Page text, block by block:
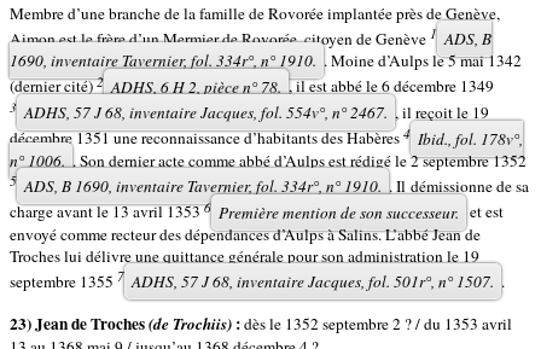
Membre d’une branche de la famille de Rovorée implantée près de Genève,
Aimon est le frère d’un Mermier de Rovorée, citoyen de Genève 1 ADS, B
1690, inventaire Tavernier, fol. 334r°, n° 1910. . Moine d’Aulps le 5 mai 1342
(dernier cité) 2 ADHS, 6 H 2, pièce n° 78. , il est abbé le 6 décembre 1349
3 ADHS, 57 J 68, inventaire Jacques, fol. 554v°, n° 2467. , il reçoit le 19
décembre 1351 une reconnaissance d’habitants des Habères 4 Ibid., fol. 178v°,
n° 1006. . Son dernier acte comme abbé d’Aulps est rédigé le 2 septembre 1352
5 ADS, B 1690, inventaire Tavernier, fol. 334r°, n° 1910. . Il démissionne de sa
charge avant le 13 avril 1353 6 Première mention de son successeur. et est
envoyé comme recteur des dépendances d’Aulps à Salins. L’abbé Jean de
Troches lui délivre une quittance générale pour son administration le 19
septembre 1355 7 ADHS, 57 J 68, inventaire Jacques, fol. 501r°, n° 1507. .
23) Jean de Troches(de Trochiis) :dès le 1352 septembre 2 ? / du 1353 avril